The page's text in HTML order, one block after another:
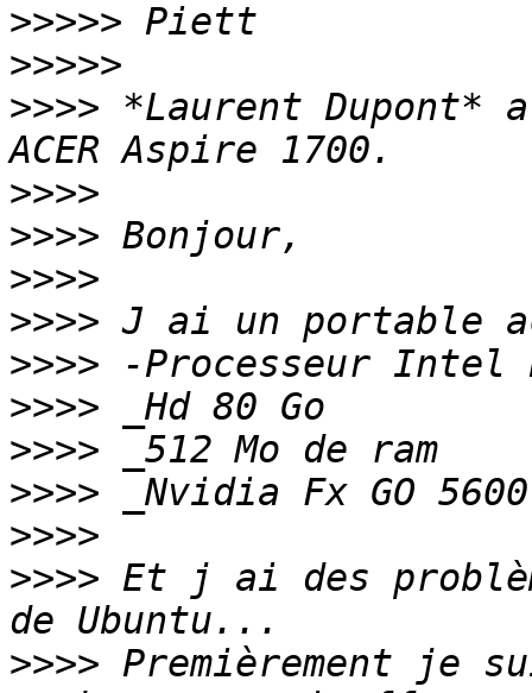
>>>>>
>>>>>
>>>> *Laurent Dupont*
>>>>
>>>>
>>>>
>>>>
>>>>
>>>>
>>>>
>>>>
>>>>
>>>> Et j ai des
>>>> Premièrement je